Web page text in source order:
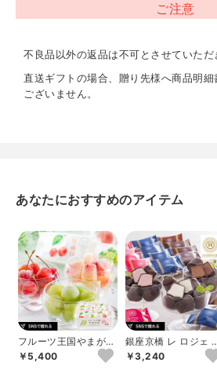
ご注意
不良品以外の返品は不可とさせていただ
直送ギフトの場合、贈り先様へ商品明
ございません。
あなたにおすすめのアイテム
フルーツ王国やまが
た ひんやり果実
￥5,400
銀座京橋 レ ロジェ
ギュスキロール シ
コラアイスボ...
￥3,240